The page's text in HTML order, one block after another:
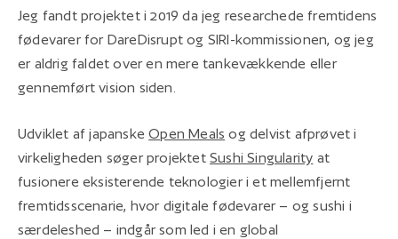
Jeg fandt projektet i 2019 da jeg researchede fremtidens
fødevarer for DareDisrupt og SIRI-kommissionen, og jeg
er aldrig faldet over en mere tankevækkende eller
gennemført vision siden.
Udviklet af japanskeOpen Meals og delvist afprøvet i
virkeligheden søger projektet Sushi Singularity at
fusionere eksisterende teknologier i et mellemfjernt
fremtidsscenarie, hvor digitale fødevarer – og sushi i
særdeleshed – indgår som led i en global